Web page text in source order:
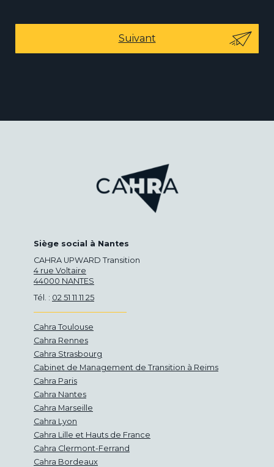
Suivant
Siège social à Nantes
CAHRA UPWARD Transition
4 rue Voltaire
44000 NANTES
Tél. : 02 51 11 11 25
Cahra Toulouse
Cahra Rennes
Cahra Strasbourg
Cabinet de Management de Transition à Reims
Cahra Paris
Cahra Nantes
Cahra Marseille
Cahra Lyon
Cahra Lille et Hauts de France
Cahra Clermont-Ferrand
Cahra Bordeaux